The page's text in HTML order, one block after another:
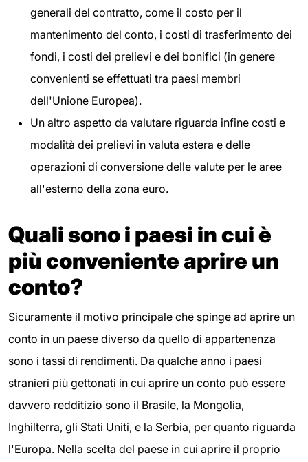
generali del contratto, come il costo per il
mantenimento del conto, i costi di trasferimento dei
fondi, i costi dei prelievi e dei bonifici (in genere
convenienti se effettuati tra paesi membri
dell'Unione Europea).
Un altro aspetto da valutare riguarda infine costi e
modalità dei prelievi in valuta estera e delle
operazioni di conversione delle valute per le aree
all'esterno della zona euro.
Quali sono i paesi in cui è
più conveniente aprire un
conto?
Sicuramente il motivo principale che spinge ad aprire un
conto in un paese diverso da quello di appartenenza
sono i tassi di rendimenti. Da qualche anno i paesi
stranieri più gettonati in cui aprire un conto può essere
davvero redditizio sono il Brasile, la Mongolia,
Inghilterra, gli Stati Uniti, e la Serbia, per quanto riguarda
l'Europa. Nella scelta del paese in cui aprire il proprio